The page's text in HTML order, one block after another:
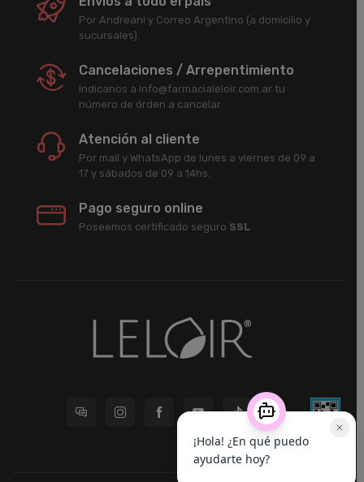
Por Andreani y Correo Argentino (a domicilio y
sucursales).
Cancelaciones / Arrepentimiento
Indicanos a info@farmacialeloir.com.ar tu
número de órden a cancelar.
Atención al cliente
Por mail y WhatsApp de lunes a viernes de 09 a
17 y sábados de 09 a 14hs.
Pago seguro online
Poseemos certificado seguro SSL